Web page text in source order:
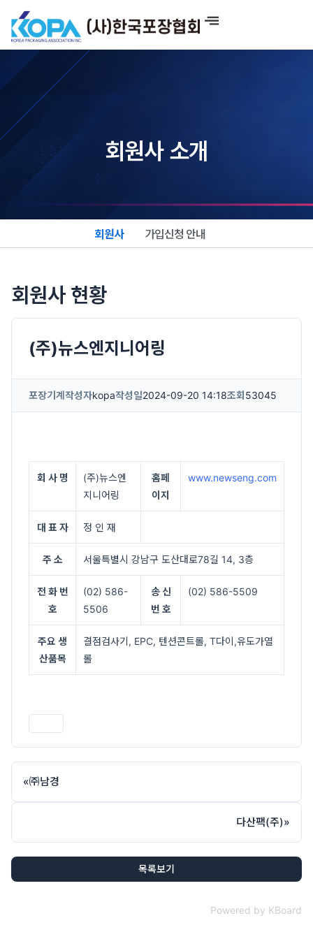
너
회원사 소개
회원사 가입신청 안내
회원사 현황
(주)뉴스엔지니어링
포장기계 작성자kopa작성일2024-09-20 14:18조회 53045
회 사 명
(주)뉴스엔
지니어링
홈페
이지
www.newseng.com
대 표 자 정 인 재
주 소 서울특별시 강남구 도산대로78길 14, 3층
전 화 번
호
(02) 586-
5506
송 신
번 호
(02) 586-5509
주요 생
산품목
결점검사기, EPC, 텐션콘트롤, T다이,유도가열
롤
«㈜남경
다산팩(주)»
목록보기
Powered by KBoard